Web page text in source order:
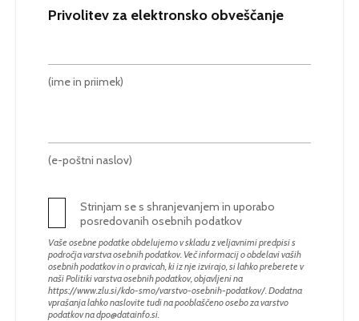
Privolitev za elektronsko obveščanje
(ime in priimek)
(e-poštni naslov)
Strinjam se s shranjevanjem in uporabo
posredovanih osebnih podatkov
Vaše osebne podatke obdelujemo v skladu z veljavnimi predpisi s
področja varstva osebnih podatkov. Več informacij o obdelavi vaših
osebnih podatkov in o pravicah, ki iz nje izvirajo, si lahko preberete v
naši Politiki varstva osebnih podatkov, objavljeni na
https://www.zlu.si/kdo-smo/varstvo-osebnih-podatkov/. Dodatna
vprašanja lahko naslovite tudi na pooblaščeno osebo za varstvo
podatkov nadpo@datainfo.si